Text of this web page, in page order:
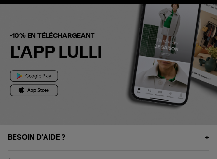
-10% EN TÉLÉCHARGEANT
L'APP LULLI
BESOIN D'AIDE ?